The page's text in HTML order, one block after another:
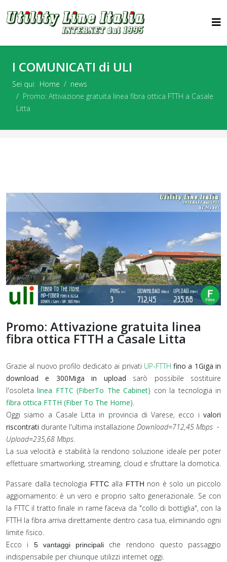
I COMUNICATI di ULI
Sei qui: Home
news
Promo: Attivazione gratuita linea fibra ottica FTTH a Casale
Litta
Promo: Attivazione gratuita linea
fibra ottica FTTH a Casale Litta
Grazie al nuovo profilo dedicato ai privati UP-FTTH fino a 1Giga in
download e 300Miga in upload sarò possibile sostituire
l'osoletalinea FTTC (FiberTo The Cabinet) con la tecnologia in
fibra ottica FTTH (Fiber To The Home)
Oggi siamo a Casale Litta in provincia di Varese, ecco i valori
riscontrati durante l'ultima installazione Download=712,45 Mbps -
Upload=235,68 Mbps
La sua velocità e stabilità la rendono soluzione ideale per poter
effettuare smartworking, streaming, cloud e sfruttare la domotica.
Passare dalla tecnologia FTTCalla FTTH non è solo un piccolo
aggiornamento: è un vero e proprio salto generazionale. Se con
la FTTC il tratto finale in rame faceva da "collo di bottiglia", con la
FTTH la fibra arriva direttamente dentro casa tua, eliminando ogni
limite fisico.
Ecco i
5 vantaggi principali che rendono questo passaggio
indispensabile per chiunque utilizzi internet oggi.